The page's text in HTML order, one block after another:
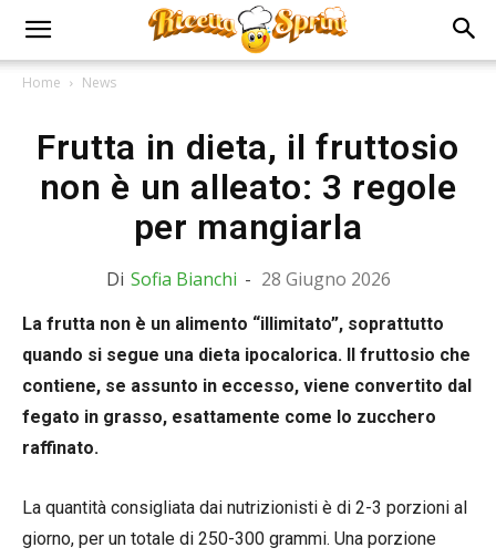
Home News
Frutta in dieta, il fruttosio
non è un alleato: 3 regole
per mangiarla
Di Sofia Bianchi - 28 Giugno 2026
La frutta non è un alimento “illimitato”, soprattutto
quando si segue una dieta ipocalorica. Il fruttosio che
contiene, se assunto in eccesso, viene convertito dal
fegato in grasso, esattamente come lo zucchero
raffinato.
La quantità consigliata dai nutrizionisti è di 2-3 porzioni al
giorno, per un totale di 250-300 grammi. Una porzione